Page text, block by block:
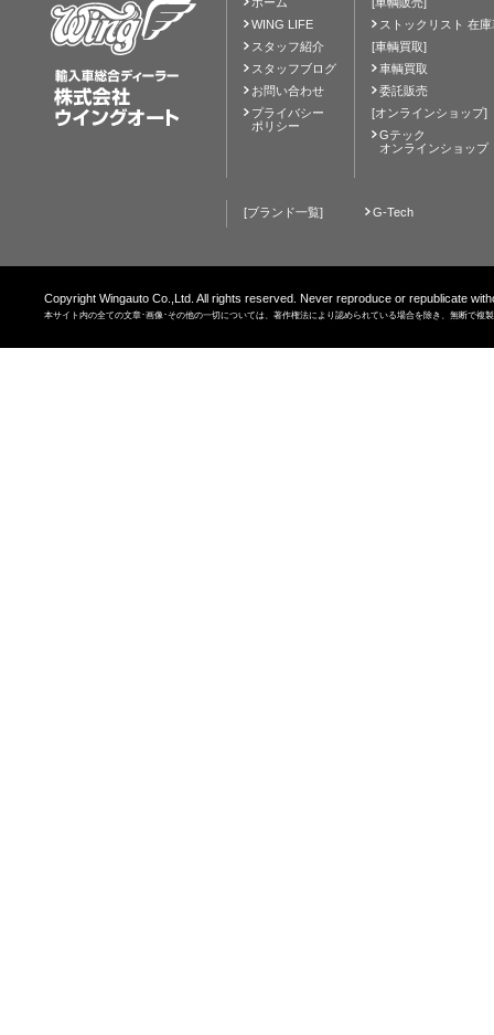
WING LIFE
スタッフ紹介
スタッフブログ
お問い合わせ
プライバシー
ポリシー
ストックリスト 在
[車輌買取]
車輌買取
委託販売
[オンラインショップ]
Gテック
オンラインショップ
[ブランド一覧] G-Tech
Copyright Wingauto Co.,Ltd. All rights reserved. Never reproduce or republicate
本サイト内の全ての文章･画像･その他の一切については、著作権法により認められている場合を除き、無断で複